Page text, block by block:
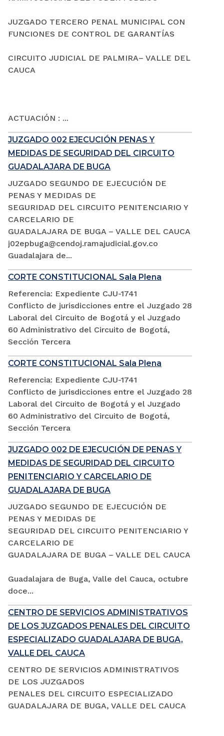
JUZGADO TERCERO PENAL MUNICIPAL CON
FUNCIONES DE CONTROL DE GARANTÍAS
CIRCUITO JUDICIAL DE PALMIRA– VALLE DEL
CAUCA
ACTUACIÓN : ...
JUZGADO 002 EJECUCIÓN PENAS Y
MEDIDAS DE SEGURIDAD DEL CIRCUITO
GUADALAJARA DE BUGA
JUZGADO SEGUNDO DE EJECUCIÓN DE
PENAS Y MEDIDAS DE
SEGURIDAD DEL CIRCUITO PENITENCIARIO Y
CARCELARIO DE
GUADALAJARA DE BUGA – VALLE DEL CAUCA
j02epbuga@cendoj.ramajudicial.gov.co
Guadalajara de...
CORTE CONSTITUCIONAL Sala Plena
Referencia: Expediente CJU-1741
Conflicto de jurisdicciones entre el Juzgado 28
Laboral del Circuito de Bogotá y el Juzgado
60 Administrativo del Circuito de Bogotá,
Sección Tercera
CORTE CONSTITUCIONAL Sala Plena
Referencia: Expediente CJU-1741
Conflicto de jurisdicciones entre el Juzgado 28
Laboral del Circuito de Bogotá y el Juzgado
60 Administrativo del Circuito de Bogotá,
Sección Tercera
JUZGADO 002 DE EJECUCIÓN DE PENAS Y
MEDIDAS DE SEGURIDAD DEL CIRCUITO
PENITENCIARIO Y CARCELARIO DE
GUADALAJARA DE BUGA
JUZGADO SEGUNDO DE EJECUCIÓN DE
PENAS Y MEDIDAS DE
SEGURIDAD DEL CIRCUITO PENITENCIARIO Y
CARCELARIO DE
GUADALAJARA DE BUGA – VALLE DEL CAUCA
Guadalajara de Buga, Valle del Cauca, octubre
doce...
CENTRO DE SERVICIOS ADMINISTRATIVOS
DE LOS JUZGADOS PENALES DEL CIRCUITO
ESPECIALIZADO GUADALAJARA DE BUGA,
VALLE DEL CAUCA
CENTRO DE SERVICIOS ADMINISTRATIVOS
DE LOS JUZGADOS
PENALES DEL CIRCUITO ESPECIALIZADO
GUADALAJARA DE BUGA, VALLE DEL CAUCA